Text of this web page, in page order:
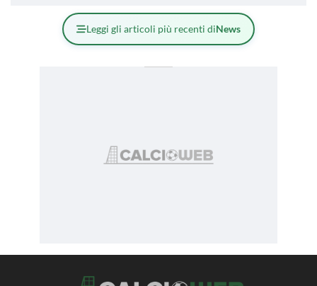
Leggi gli articoli più recenti diNews